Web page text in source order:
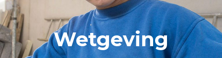
Wetgeving